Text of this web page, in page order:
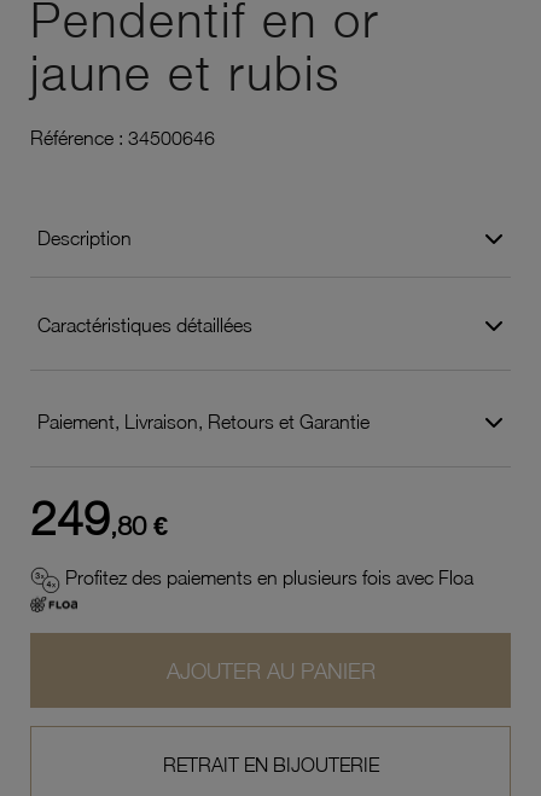
Pendentif en or
jaune et rubis
Référence : 34500646
Description
Caractéristiques détaillées
Paiement, Livraison, Retours et Garantie
249,80 €
Profitez des paiements en plusieurs fois avec Floa
AJOUTER AU PANIER
RETRAIT EN BIJOUTERIE